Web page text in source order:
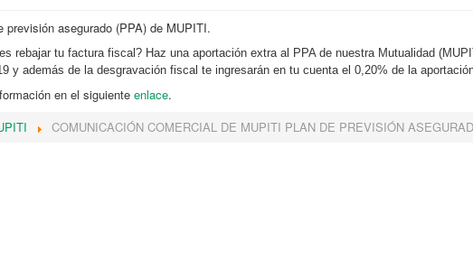
previsión asegurado (PPA) de MUPITI.
rebajar tu factura fiscal? Haz una aportación extra al PPA de nuestra Mutualidad
y además de la desgravación fiscal te ingresarán en tu cuenta el 0,20% de la
en el siguiente enlace.
COMUNICACIÓN COMERCIAL DE MUPITI PLAN DE PREVISIÓN